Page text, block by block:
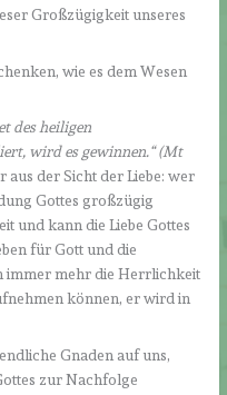
Großzügigkeit unseres
wie es dem Wesen
des heiligen
wird es gewinnen.“ (Mt
aus der Sicht der Liebe: wer
Gottes großzügig
und kann die Liebe Gottes
für Gott und die
immer mehr die Herrlichkeit
können, er wird in
Gnaden auf uns,
zur Nachfolge